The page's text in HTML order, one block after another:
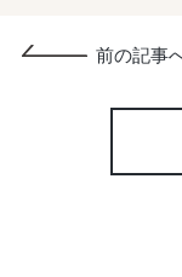
前の記事